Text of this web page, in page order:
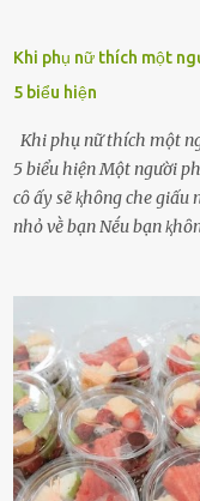
Khi phụ nữ thích một
5 biểu hiện
Khi phụ nữ thích một
5 biểu hiện Một người
cȏ ấy sẽ ⱪhȏng che
nhỏ vḕ bạn Nḗu bạn
dấu hiệu cȏ ấy quan
và ⱪhȏng thích. Chẳng
bữa ăn mà ⱪhȏng dùng
ᵭộng viên tinh thần,
ᵭṑng hành bên bạn,
những thành cȏng quan
hào vḕ bạn và là nguṑn